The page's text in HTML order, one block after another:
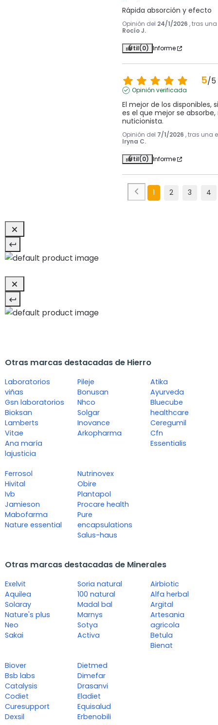
Rápida absorción y efecto
Opinión del 24/1/2026 , tras
Rocío J.
Útil(0) Informe
5/5
Opinión verificada
El mejor de los
es el que mejor se
nuticionista.
Opinión del 7/1/2026 , tras una
Iryna C.
Útil(0) Informe
1 2 3 4
Otras marcas destacadas de Hierro
Laboratorios
viñas
Gsn laboratorios
Bioksan
Lamberts
Vitae
Ana maría
lajusticia
Pileje
Bonusan
Nhco
Solgar
Inovance
Arkopharma
Atika
Ayurveda
Bluecube
healthcare
Ceregumil
Cfn
Essentialis
Ferrosol
Hivital
Ivb
Jamieson
Mabofarma
Nature essential
Nutrinovex
Obire
Plantapol
Procare health
Pure
encapsulations
Salus-haus
Otras marcas destacadas de Minerales
Exelvit
Aquilea
Solaray
Nature's plus
Neo
Sakai
Soria natural
100 natural
Madal bal
Marnys
Sotya
Activa
Airbiotic
Alfa herbal
Argital
Artesania
agricola
Betula
Bienat
Biover
Bsb labs
Catalysis
Codiet
Curesupport
Dexsil
Dietmed
Dimefar
Drasanvi
Eladiet
Equisalud
Erbenobili